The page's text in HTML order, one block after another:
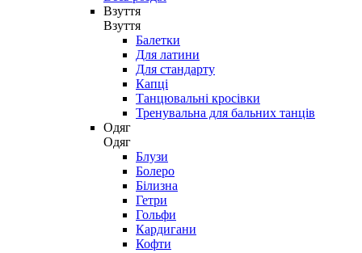
Взуття
Взуття
Балетки
Для латини
Для стандарту
Капці
Танцювальні кросівки
Тренувальна для бальних танців
Одяг
Одяг
Блузи
Болеро
Білизна
Гетри
Гольфи
Кардигани
Кофти